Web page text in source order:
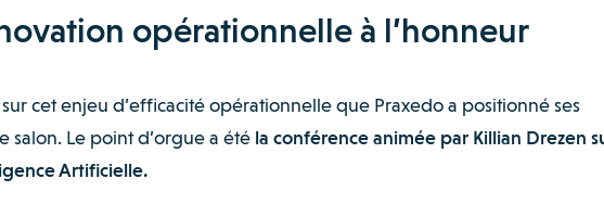
opérationnelle à l’honneur
sur cet enjeu d’efficacité opérationnelle que Praxedo a positionné ses
salon. Le point d’orgue a étéla conférence animée par Killian Drezen
Artificielle.